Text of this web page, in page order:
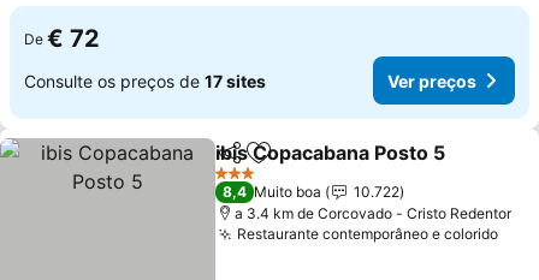
De € 72
Consulte os preços de 17 sites Ver preços
PartilharAdicionar aos favoritos
ibis Copacabana Posto 5
3 Estrelas
8,4 Muito boa
10.722
a 3.4 km de Corcovado - Cristo Redentor
Restaurante contemporâneo e colorido